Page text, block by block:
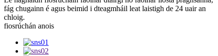
fág chugainn é agus beimid i dteagmháil leat laistigh de 24 uair an
chloig.
fiosrúchán anois